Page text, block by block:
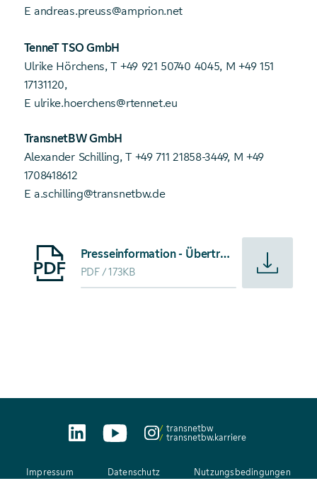
E andreas.preuss@amprion.net
TenneT TSO GmbH
Ulrike Hörchens, T +49 921 50740 4045, M +49 151
17131120,
E ulrike.hoerchens@rtennet.eu
TransnetBW GmbH
Alexander Schilling, T +49 711 21858-3449, M +49
1708418612
E a.schilling@transnetbw.de
Starte Download von: Presseinformation -
Presseinformation - Übertragungsnetzbetreiber schreiben Kapazitätsreserve für zweiten Erbringungszeitraum aus
PDF 173KB
transnetbw
transnetbw.karriere
Impressum Datenschutz Nutzungsbedingungen